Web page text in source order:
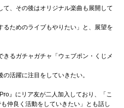
て、その後はオリジナル楽曲も展開して
るためのライブもやりたい」と、展望を
きるガチャガチャ「ウェブポン・くじメ
活躍に注目をしていきたい。
』にリア友が二人加入しており、「こ
仲良く活動をしていきたい」とも話し